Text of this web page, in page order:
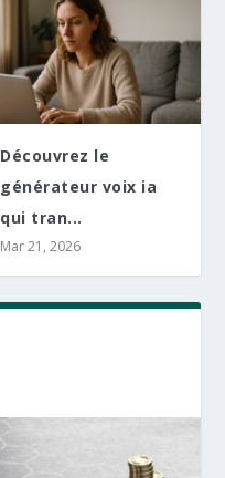
Découvrez le
générateur voix ia
qui tran...
Mar 21, 2026